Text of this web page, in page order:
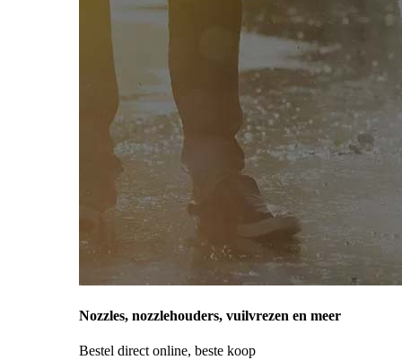
Nozzles, nozzlehouders, vuilvrezen en meer
Bestel direct online, beste koop